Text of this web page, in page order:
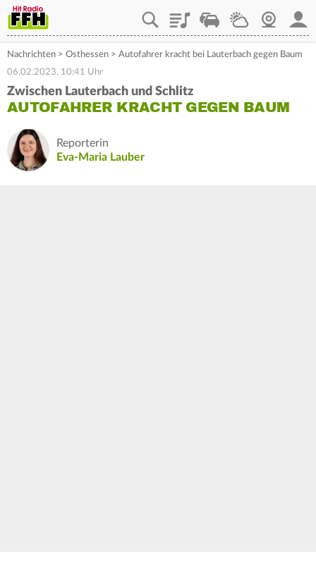
PlaylistStaupilotWetterWebcam
Nachrichten > Osthessen > Autofahrer kracht bei Lauterbach gegen Baum
06.02.2023, 10:41 Uhr
Zwischen Lauterbach und Schlitz
AUTOFAHRER KRACHT GEGEN BAUM
Reporterin
Eva-Maria Lauber